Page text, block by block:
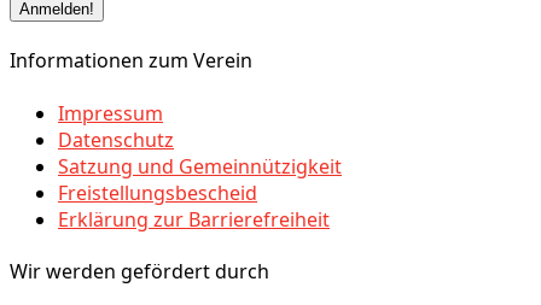
Informationen zum Verein
Impressum
Datenschutz
Satzung und Gemeinnützigkeit
Freistellungsbescheid
Erklärung zur Barrierefreiheit
Wir werden gefördert durch